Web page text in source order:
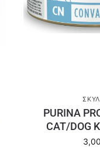
PURINA
CAT/DOG